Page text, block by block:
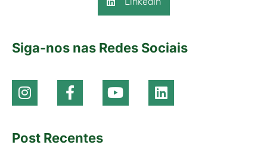
Siga-nos nas Redes Sociais
Post Recentes